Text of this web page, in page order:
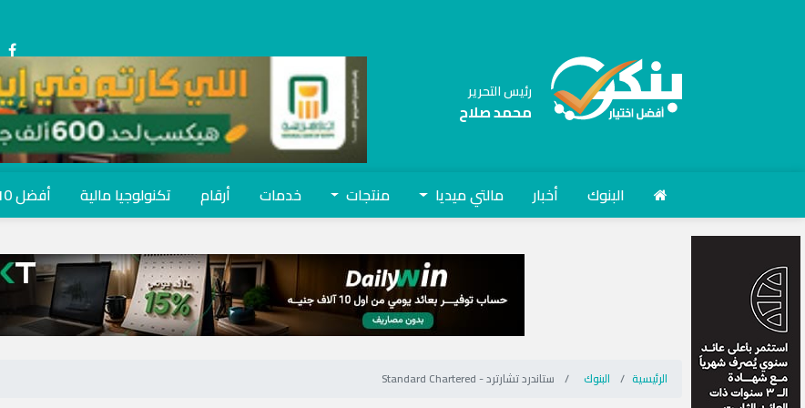
رئيس التحرير
محمد صلاح
البنوك أخبار مالتي ميديا منتجات خدمات أرقام تكنولوجيا مالية أفضل 10 بنوك
الرئيسية البنوك ستاندرد تشارترد - Standard Chartered